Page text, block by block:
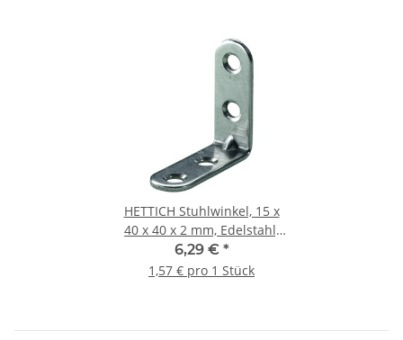
HETTICH Stuhlwinkel, 15 x
40 x 40 x 2 mm, Edelstahl,
matt 4 Stück
6,29 € *
1,57 € pro 1 Stück